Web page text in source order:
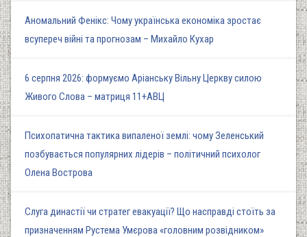
Аномальний Фенікс: Чому українська економіка зростає
всупереч війні та прогнозам – Михайло Кухар
6 серпня 2026: формуємо Аріанську Вільну Церкву силою
Живого Слова – матриця 11+АВЦ
Психопатична тактика випаленої землі: чому Зеленський
позбувається популярних лідерів – політичний психолог
Олена Вострова
Слуга династії чи стратег евакуації? Що насправді стоїть за
призначенням Рустема Умєрова «головним розвідником»